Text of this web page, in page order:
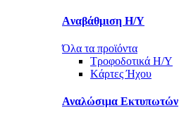
Aναβάθμιση Η/Υ
Όλα τα προϊόντα
Τροφοδοτικά Η/Υ
Kάρτες Ήχου
Αναλώσιμα Εκτυπωτών